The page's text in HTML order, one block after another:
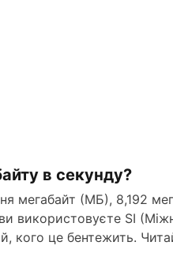
в секунду?
мегабайт (МБ), 8,192
використовуєте SI
кого це бентежить.